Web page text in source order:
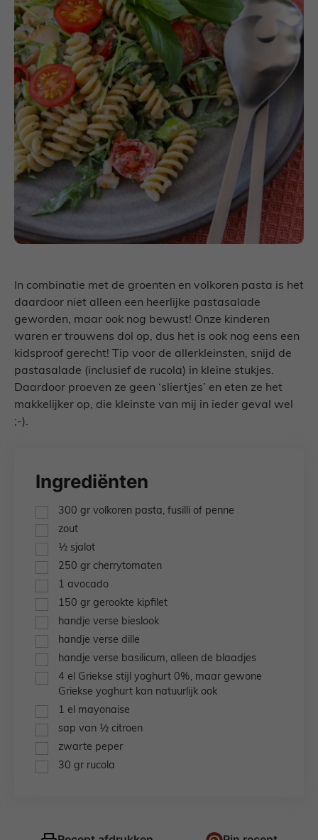
In combinatie met de groenten en volkoren pasta is het
daardoor niet alleen een heerlijke pastasalade
geworden, maar ook nog bewust! Onze kinderen
waren er trouwens dol op, dus het is ook nog eens een
kidsproof gerecht! Tip voor de allerkleinsten, snijd de
pastasalade (inclusief de rucola) in kleine stukjes.
Daardoor proeven ze geen ‘sliertjes’ en eten ze het
makkelijker op, die kleinste van mij in ieder geval wel
;-).
Ingrediënten
▢
300 gr volkoren pasta, fusilli of penne
▢
zout
▢½ sjalot
▢
250 gr cherrytomaten
▢1 avocado
▢150 gr gerookte kipfilet
▢handje verse bieslook
▢handje verse dille
▢handje verse basilicum, alleen de blaadjes
▢
4 el Griekse stijl yoghurt 0%, maar gewone
Griekse yoghurt kan natuurlijk ook
▢1 el mayonaise
▢
sap van ½ citroen
▢
zwarte peper
▢
30 gr rucola